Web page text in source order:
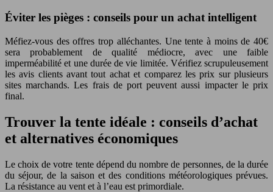
Éviter les pièges : conseils pour un achat intelligent
Méfiez-vous des offres trop alléchantes. Une tente à moins de 40€
sera probablement de qualité médiocre, avec une faible
imperméabilité et une durée de vie limitée. Vérifiez scrupuleusement
les avis clients avant tout achat et comparez les prix sur plusieurs
sites marchands. Les frais de port peuvent aussi impacter le prix
final.
Trouver la tente idéale : conseils d’achat
et alternatives économiques
Le choix de votre tente dépend du nombre de personnes, de la durée
du séjour, de la saison et des conditions météorologiques prévues.
La résistance au vent et à l’eau est primordiale.